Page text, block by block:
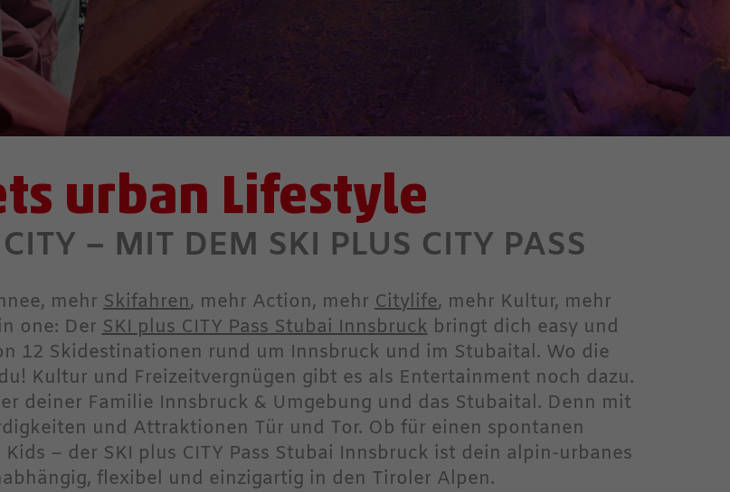
urban Lifestyle
– MIT DEM SKI PLUS CITY PASS
mehr Skifahren, mehr Action, mehr Citylife, mehr Kultur, mehr
one: DerSKI plus CITY Pass Stubai Innsbruckbringt dich easy und
12 Skidestinationen rund um Innsbruck und im Stubaital. Wo die
Kultur und Freizeitvergnügen gibt es als Entertainment noch dazu.
deiner Familie Innsbruck & Umgebung und das Stubaital. Denn mit
und Attraktionen Tür und Tor. Ob für einen spontanen
– der SKI plus CITY Pass Stubai Innsbruck ist dein alpin-urbanes
flexibel und einzigartig in den Tiroler Alpen.